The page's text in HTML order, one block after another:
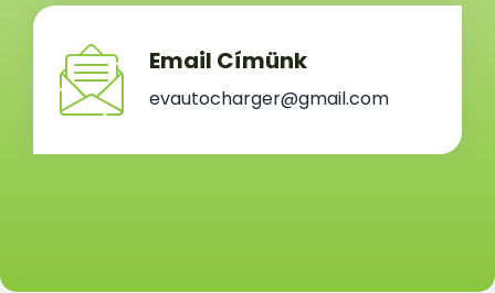
Email Címünk
evautocharger@gmail.com